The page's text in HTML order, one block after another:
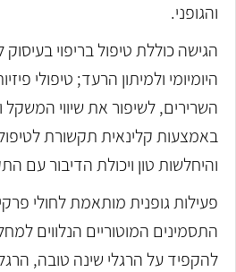
והגופני.
הגישה כוללת טיפול בריפוי
היומיומי ולמיתון הרעד; טיפולי
השרירים, לשיפור את שיווי המשקל
באמצעות קלינאית תקשורת
והיחלשות טון ויכולת הדיבור עם
פעילות גופנית מותאמת לחולי
התסמינים המוטוריים הנלווים
להקפיד על הרגלי שינה טובה,